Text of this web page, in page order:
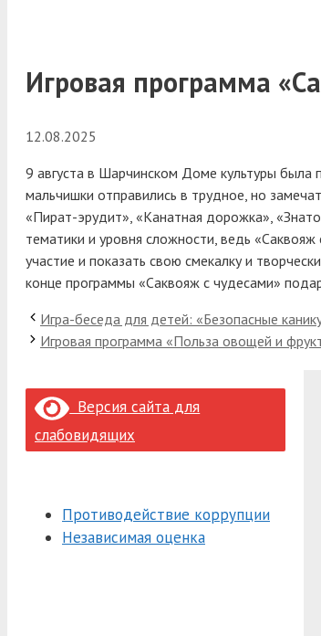
Игровая программа
12.08.2025
9 августа в Шарчинском Доме культуры была
мальчишки отправились в трудное, но
«Пират-эрудит», «Канатная дорожка»,
тематики и уровня сложности, ведь
участие и показать свою смекалку и
конце программы «Саквояж с чудесами»
Игра-беседа для детей: «Безопасные
Игровая программа «Польза овощей и
Версия сайта для
слабовидящих
Противодействие коррупции
Независимая оценка